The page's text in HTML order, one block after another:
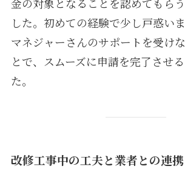
した。初めての経験で少し戸惑い
マネジャーさんのサポートを受け
とで、スムーズに申請を完了させ
た。
改修工事中の工夫と業者との連携